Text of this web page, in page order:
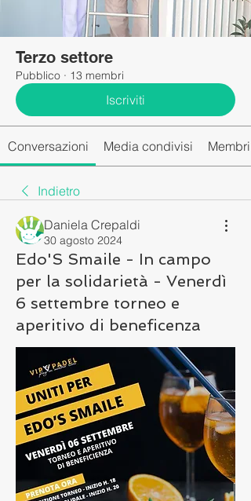
Terzo settore
Pubblico · 13 membri
Iscriviti
Conversazioni Media condivisi
Indietro
Daniela Crepaldi
30 agosto 2024
Edo'S Smaile - In campo
per la solidarietà - Venerdì
6 settembre torneo e
aperitivo di beneficenza